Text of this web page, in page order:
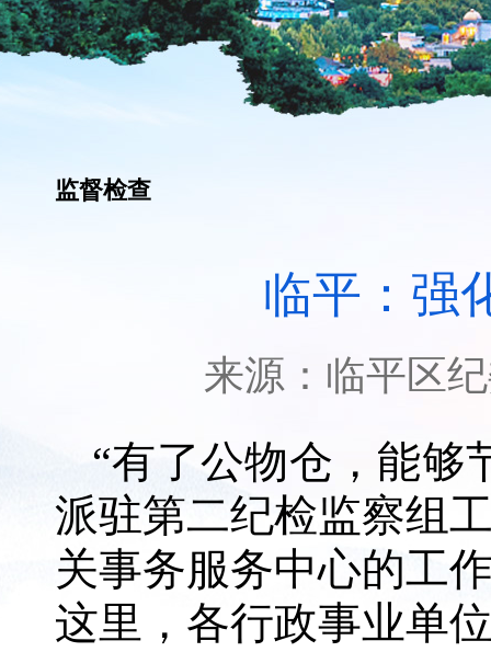
监督检查
临平：强
来源： 临平区
“有了公物仓，能够
派驻第二纪检监察组
关事务服务中心的工
这里，各行政事业单